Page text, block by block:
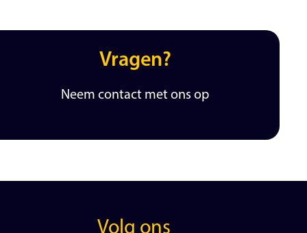
Vragen?
Neem contact met ons op
Volg ons